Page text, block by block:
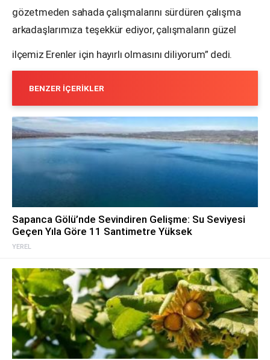
gözetmeden sahada çalışmalarını sürdüren çalışma
arkadaşlarımıza teşekkür ediyor, çalışmaların güzel
ilçemiz Erenler için hayırlı olmasını diliyorum” dedi.
BENZER İÇERIKLER
YEREL
Sapanca Gölü’nde Sevindiren Gelişme: Su Seviyesi
Geçen Yıla Göre 11 Santimetre Yüksek